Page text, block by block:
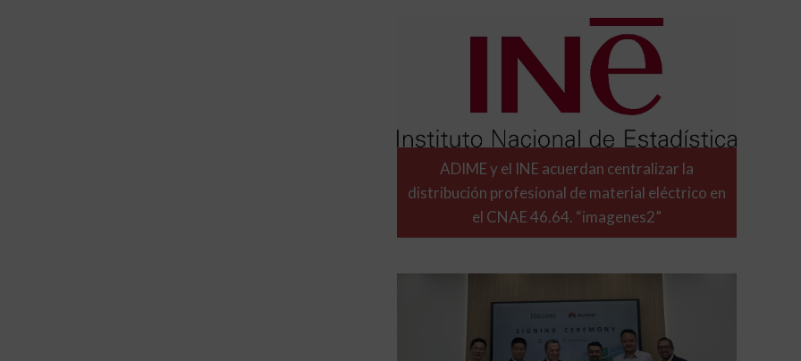
ADIME y el INE acuerdan centralizar la
distribución profesional de material eléctrico en
el CNAE 46.64. “imagenes2”